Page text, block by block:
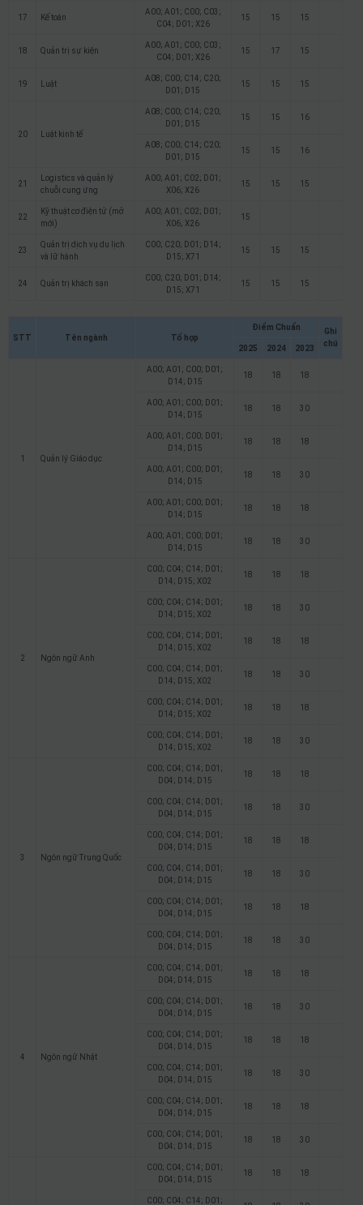
17 Kế toán
A00; A01; C00; C03;
C04; D01; X26
15 15 15
18 Quản trị sự kiện
A00; A01; C00; C03;
C04; D01; X26
15 17 15
19 Luật
A08; C00; C14; C20;
D01; D15
15 15 15
20 Luật kinh tế
A08; C00; C14; C20;
D01; D15
15 15 16
A08; C00; C14; C20;
D01; D15
15 15 16
21
Logistics và quản lý
chuỗi cung ứng
A00; A01; C02; D01;
X06; X26
15 15 15
22
Kỹ thuật cơ điện tử (mở
mới)
A00; A01; C02; D01;
X06; X26
15
23
Quản trị dịch vụ du lịch
và lữ hành
C00; C20; D01; D14;
D15; X71
15 15 15
24 Quản trị khách sạn
C00; C20; D01; D14;
D15; X71
15 15 15
STT Tên ngành Tổ hợp
Điểm Chuẩn
Ghi
chú
2025 2024 2023
1 Quản lý Giáo dục
A00; A01; C00; D01;
D14; D15
18 18 18
A00; A01; C00; D01;
D14; D15
18 18 30
A00; A01; C00; D01;
D14; D15
18 18 18
A00; A01; C00; D01;
D14; D15
18 18 30
A00; A01; C00; D01;
D14; D15
18 18 18
A00; A01; C00; D01;
D14; D15
18 18 30
2 Ngôn ngữ Anh
C00; C04; C14; D01;
D14; D15; X02
18 18 18
C00; C04; C14; D01;
D14; D15; X02
18 18 30
C00; C04; C14; D01;
D14; D15; X02
18 18 18
C00; C04; C14; D01;
D14; D15; X02
18 18 30
C00; C04; C14; D01;
D14; D15; X02
18 18 18
C00; C04; C14; D01;
D14; D15; X02
18 18 30
3 Ngôn ngữ Trung Quốc
C00; C04; C14; D01;
D04; D14; D15
18 18 18
C00; C04; C14; D01;
D04; D14; D15
18 18 30
C00; C04; C14; D01;
D04; D14; D15
18 18 18
C00; C04; C14; D01;
D04; D14; D15
18 18 30
C00; C04; C14; D01;
D04; D14; D15
18 18 18
C00; C04; C14; D01;
D04; D14; D15
18 18 30
4 Ngôn ngữ Nhật
C00; C04; C14; D01;
D04; D14; D15
18 18 18
C00; C04; C14; D01;
D04; D14; D15
18 18 30
C00; C04; C14; D01;
D04; D14; D15
18 18 18
C00; C04; C14; D01;
D04; D14; D15
18 18 30
C00; C04; C14; D01;
D04; D14; D15
18 18 18
C00; C04; C14; D01;
D04; D14; D15
18 18 30
C00; C04; C14; D01;
D04; D14; D15
18 18 18
C00; C04; C14; D01;